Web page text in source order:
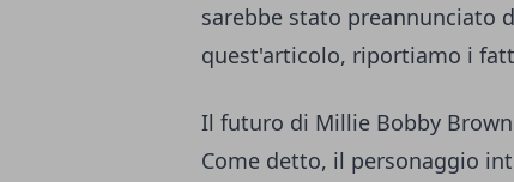
sarebbe stato preannunciato
quest'articolo, riportiamo i
Il futuro di Millie Bobby
Come detto, il personaggio